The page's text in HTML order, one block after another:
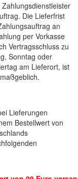
Die Lieferfrist
an
per Vorkasse
Vertragsschluss zu
Sonntag oder
am Lieferort, ist
Lieferungen
Bestellwert von